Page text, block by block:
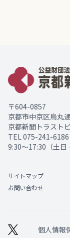
〒604-0857
京都市中京区烏丸
京都新聞トラスト
TEL 075-241-6186
9:30～17:30（土日
サイトマップ
お問い合わせ
個人情報